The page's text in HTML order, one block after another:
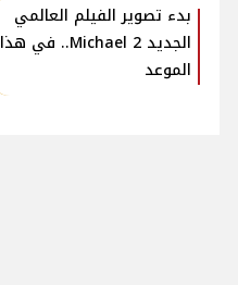
بدء تصوير الفيلم العالمي
الجديد 2 Michael.. في هذا
الموعد